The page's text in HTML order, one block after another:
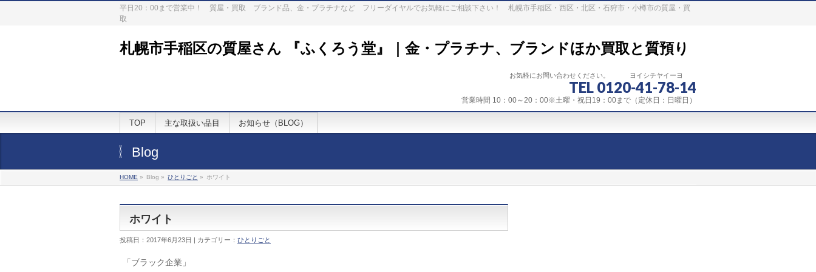
平日20：00まで営業中！ 質屋・買取 ブランド品、金・プラチナなど フリーダイヤルでお気軽にご相談下さい！ 札幌市手稲区・西区・北区・石狩市・小樽市の質屋・買
取
札幌市手稲区の質屋さん 『ふくろう堂』｜金・プラチナ、ブランドほか買取と質預り
お気軽にお問い合わせください。 ヨイシチヤイーヨ
TEL 0120-41-78-14
営業時間 10：00～20：00※土曜・祝日19：00まで（定休日：日曜日）
TOP 主な取扱い品目 お知らせ（BLOG）
Blog
HOME » Blog » ひとりごと » ホワイト
ホワイト
投稿日：2017年6月23日 | カテゴリー： ひとりごと
「ブラック企業」